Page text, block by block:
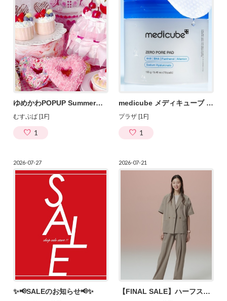
ゆめかわPOPUP Summer♡Princess Mermaid
むすぶば [1F]
1
medicube メディキューブ ゼロ毛穴パッド2.0
プラザ [1F]
1
2026-07-27
✨📢SALEのお知らせ📢✨
2026-07-21
【FINAL SALE】ハーフスリーブセットアップが20%OFF！